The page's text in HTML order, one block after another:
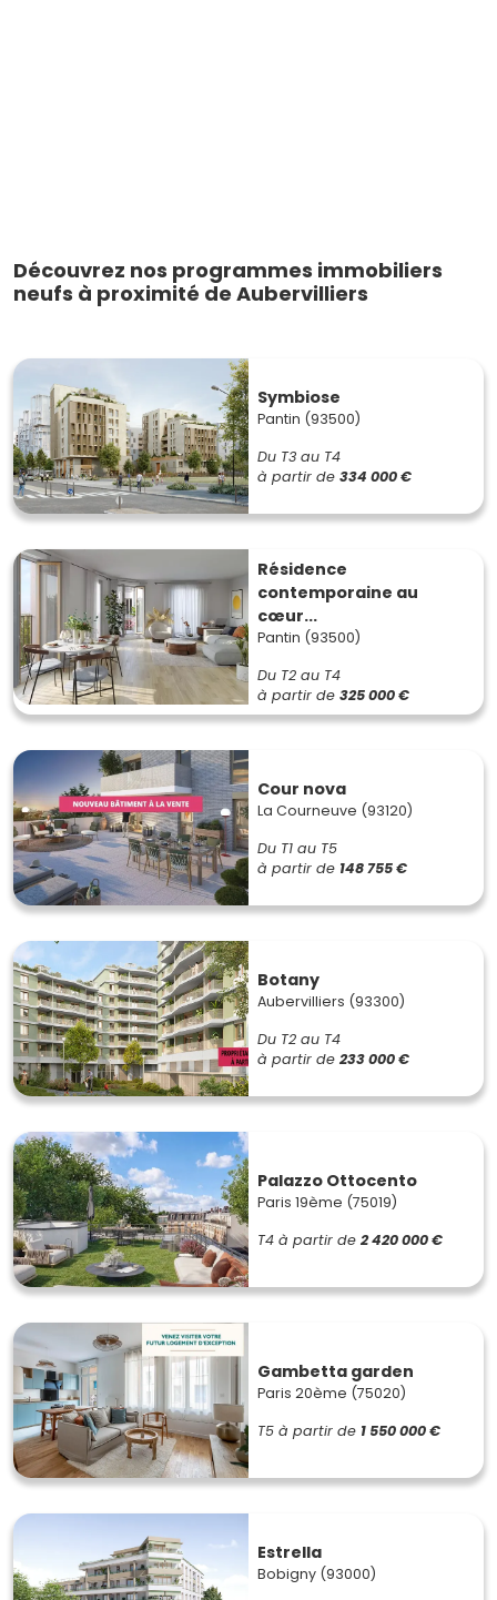
Découvrez nos programmes immobiliers
neufs à proximité de Aubervilliers
Symbiose
Pantin (93500)
Du T3 au T4
à partir de 334 000 €
Résidence
contemporaine au
cœur...
Pantin (93500)
Du T2 au T4
à partir de 325 000 €
Cour nova
La Courneuve (93120)
Du T1 au T5
à partir de 148 755 €
Botany
Aubervilliers (93300)
Du T2 au T4
à partir de 233 000 €
Palazzo Ottocento
Paris 19ème (75019)
T4 à partir de 2 420 000 €
Gambetta garden
Paris 20ème (75020)
T5 à partir de 1 550 000 €
Estrella
Bobigny (93000)